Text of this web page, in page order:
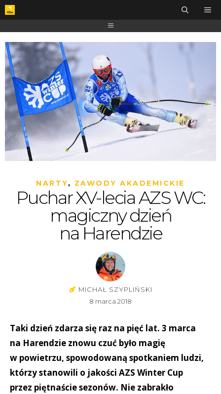
NARTY, ZAWODY AKADEMICKIE
Puchar XV-lecia AZS WC:
magiczny dzień
na Harendzie
MICHAŁ SZYPLIŃSKI
8 marca 2018
Taki dzień zdarza się raz na pięć lat. 3 marca
na Harendzie znowu czuć było magię
w powietrzu, spowodowaną spotkaniem ludzi,
którzy stanowili o jakości AZS Winter Cup
przez piętnaście sezonów. Nie zabrakło